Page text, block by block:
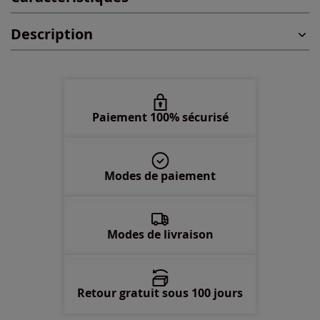
48 -épuisé
Description
Paiement 100% sécurisé
Modes de paiement
Modes de livraison
Retour gratuit sous 100 jours